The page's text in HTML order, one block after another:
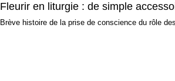
Fleurir en liturgie : de simple
Brève histoire de la prise de conscience du rôle